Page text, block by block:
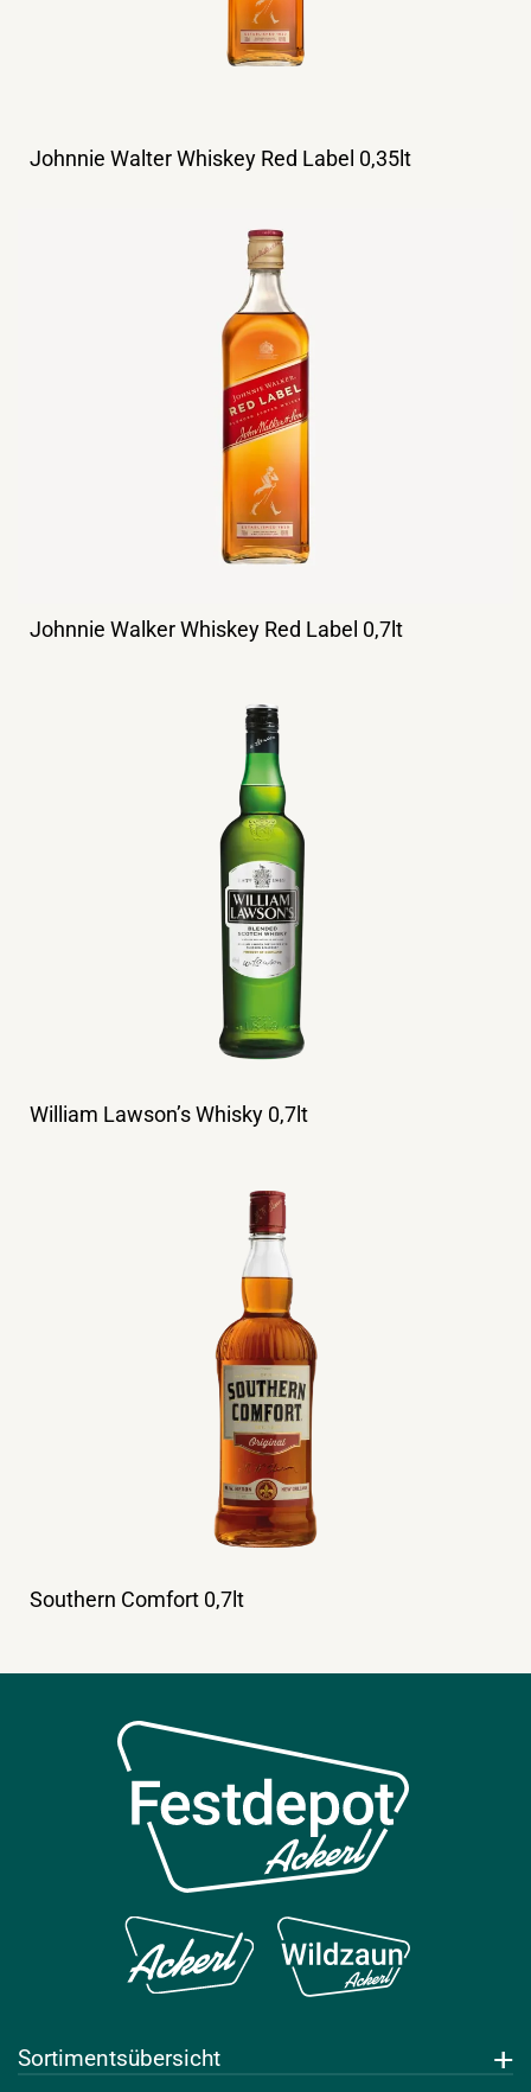
Johnnie Walter Whiskey Red Label 0,35lt
Johnnie Walker Whiskey Red Label 0,7lt
William Lawson’s Whisky 0,7lt
Southern Comfort 0,7lt
Sortimentsübersicht